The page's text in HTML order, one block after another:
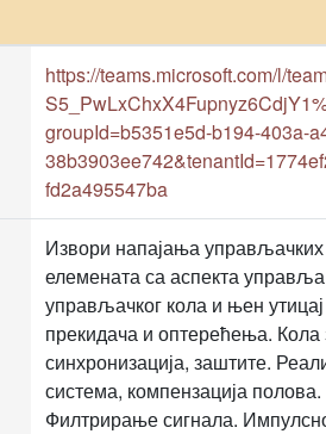
https://teams.microsoft.com/l/
groupId=b5351e5d-b194-403a-
fd2a495547ba
Извори напајања
елемената са аспекта
управљачког кола и њен
прекидача и оптерећења.
синхронизација, заштите.
система, компензација
Филтрирање сигнала.